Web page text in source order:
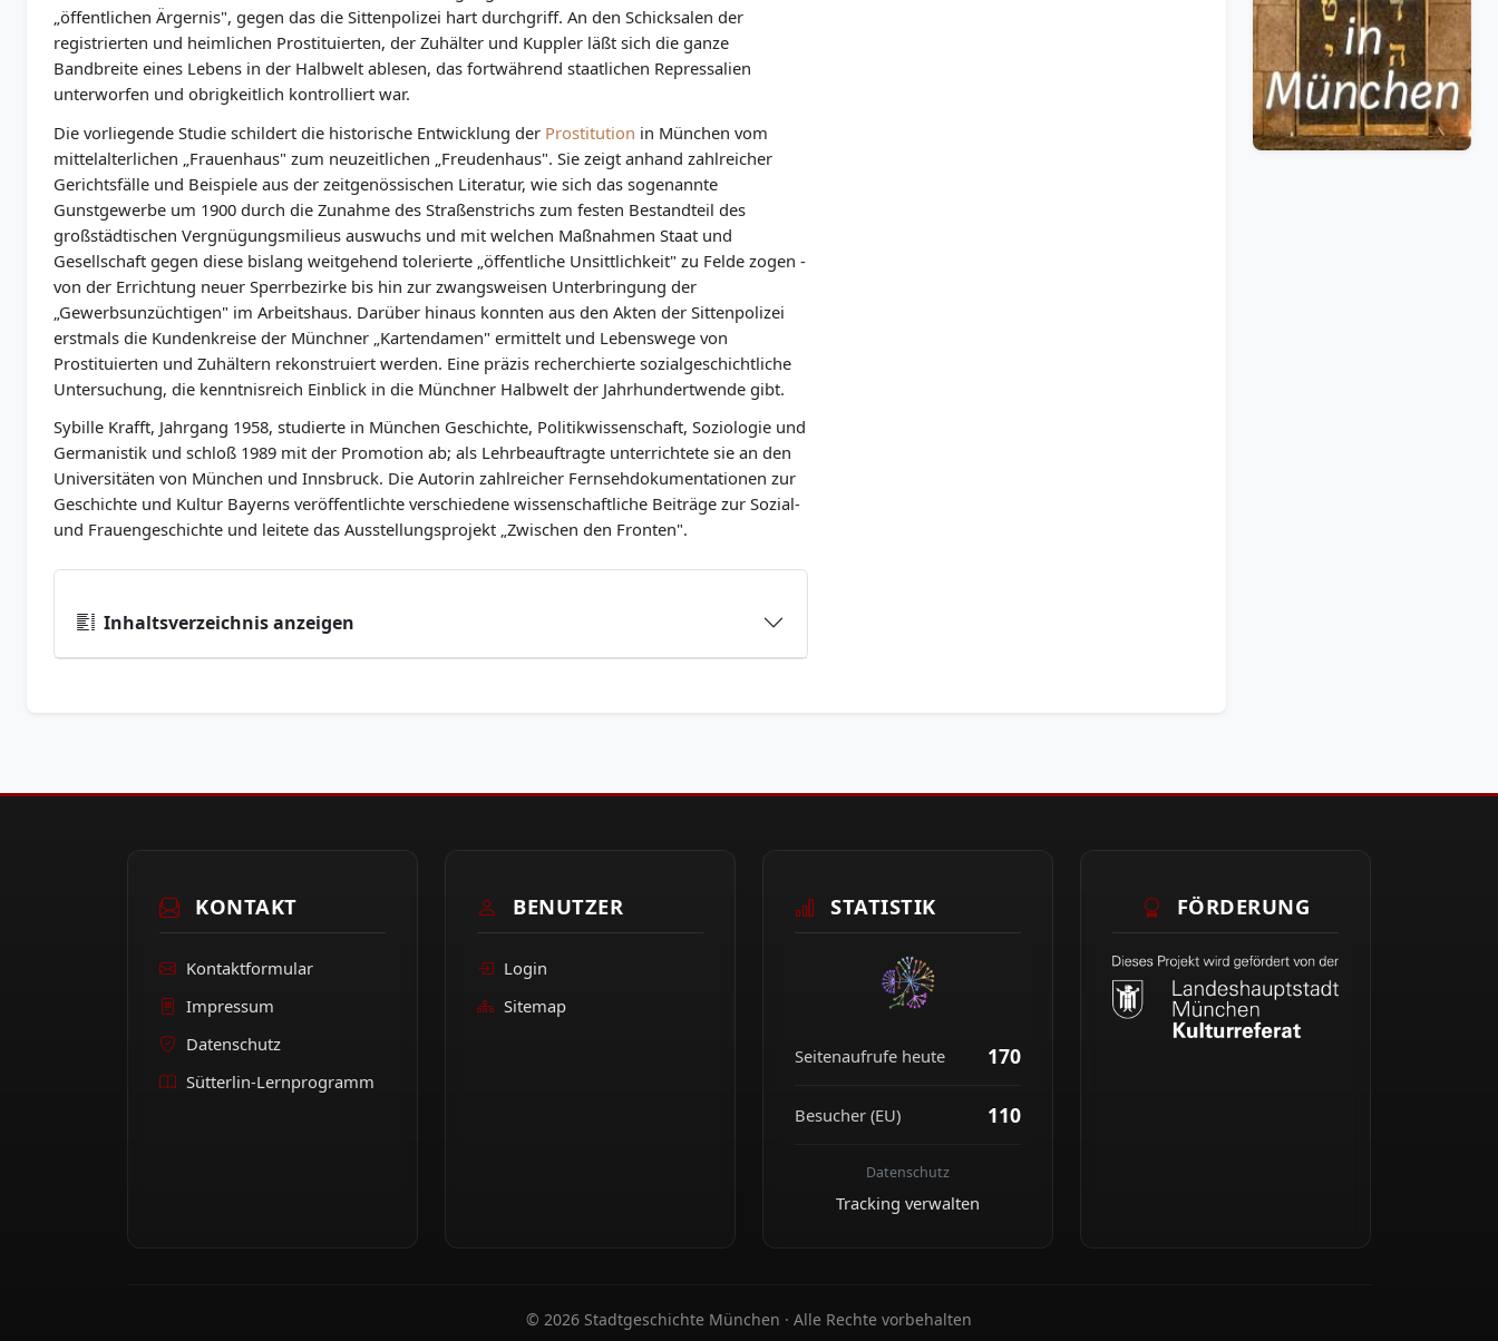
„öffentlichen Ärgernis", gegen das die Sittenpolizei hart durchgriff. An den Schicksalen der
registrierten und heimlichen Prostituierten, der Zuhälter und Kuppler läßt sich die ganze
Bandbreite eines Lebens in der Halbwelt ablesen, das fortwährend staatlichen Repressalien
unterworfen und obrigkeitlich kontrolliert war.
Die vorliegende Studie schildert die historische Entwicklung der Prostitution in München vom
mittelalterlichen „Frauenhaus" zum neuzeitlichen „Freudenhaus". Sie zeigt anhand zahlreicher
Gerichtsfälle und Beispiele aus der zeitgenössischen Literatur, wie sich das sogenannte
Gunstgewerbe um 1900 durch die Zunahme des Straßenstrichs zum festen Bestandteil des
großstädtischen Vergnügungsmilieus auswuchs und mit welchen Maßnahmen Staat und
Gesellschaft gegen diese bislang weitgehend tolerierte „öffentliche Unsittlichkeit" zu Felde zogen -
von der Errichtung neuer Sperrbezirke bis hin zur zwangsweisen Unterbringung der
„Gewerbsunzüchtigen" im Arbeitshaus. Darüber hinaus konnten aus den Akten der Sittenpolizei
erstmals die Kundenkreise der Münchner „Kartendamen" ermittelt und Lebenswege von
Prostituierten und Zuhältern rekonstruiert werden. Eine präzis recherchierte sozialgeschichtliche
Untersuchung, die kenntnisreich Einblick in die Münchner Halbwelt der Jahrhundertwende gibt.
Sybille Krafft, Jahrgang 1958, studierte in München Geschichte, Politikwissenschaft, Soziologie und
Germanistik und schloß 1989 mit der Promotion ab; als Lehrbeauftragte unterrichtete sie an den
Universitäten von München und Innsbruck. Die Autorin zahlreicher Fernsehdokumentationen zur
Geschichte und Kultur Bayerns veröffentlichte verschiedene wissenschaftliche Beiträge zur Sozial-
und Frauengeschichte und leitete das Ausstellungsprojekt „Zwischen den Fronten".
Inhaltsverzeichnis anzeigen
KONTAKT
Kontaktformular
Impressum
Datenschutz
Sütterlin-Lernprogramm
BENUTZER
Login
Sitemap
STATISTIK
Seitenaufrufe heute 170
Besucher (EU) 110
Datenschutz
Tracking verwalten
FÖRDERUNG
© 2026 Stadtgeschichte München · Alle Rechte vorbehalten